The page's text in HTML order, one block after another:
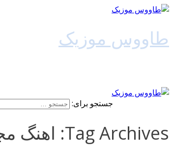
طاووس موزیک
جستجو برای:
Tag Archives: اهنگ مجید تربتی رویای شیرین 128k